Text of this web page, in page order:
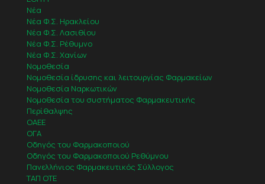
Νέα
Νέα Φ.Σ. Ηρακλείου
Νέα Φ.Σ. Λασιθίου
Νέα Φ.Σ. Ρέθυμνο
Νέα Φ.Σ. Χανίων
Νομοθεσία
Νομοθεσία ίδρυσης και λειτουργίας Φαρμακείων
Νομοθεσία Ναρκωτικών
Νομοθεσία του συστήματος Φαρμακευτικής
Περίθαλψης
ΟΑΕΕ
ΟΓΑ
Οδηγός του Φαρμακοποιού
Οδηγός του Φαρμακοποιού Ρεθύμνου
Πανελλήνιος Φαρμακευτικός Σύλλογος
ΤΑΠ ΟΤΕ